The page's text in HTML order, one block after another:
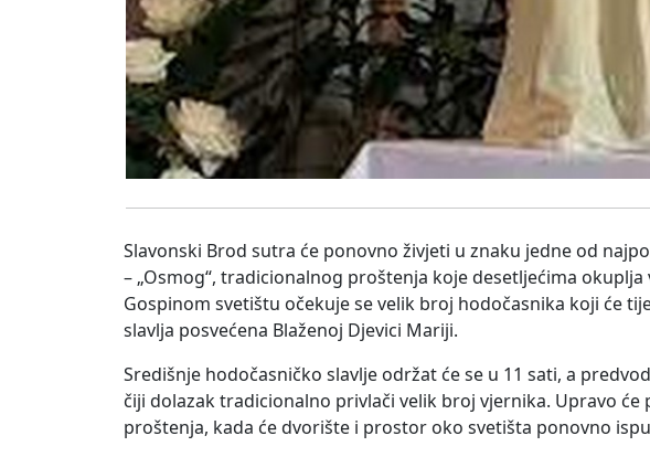
Slavonski Brod sutra će ponovno živjeti u znaku jedne od
– „Osmog“, tradicionalnog proštenja koje desetljećima
Gospinom svetištu očekuje se velik broj hodočasnika koji će
slavlja posvećena Blaženoj Djevici Mariji.
Središnje hodočasničko slavlje održat će se u 11 sati, a
čiji dolazak tradicionalno privlači velik broj vjernika. Upravo
proštenja, kada će dvorište i prostor oko svetišta ponovno